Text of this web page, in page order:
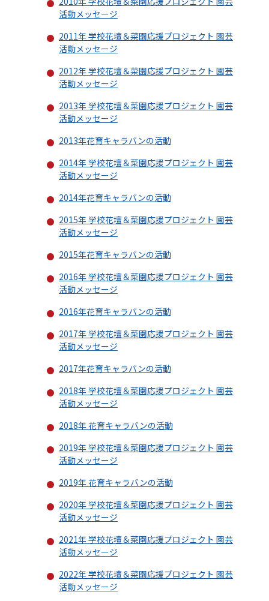
活動メッセージ
2011年 学校花壇＆菜園応援プロジェクト 園芸
活動メッセージ
2012年 学校花壇＆菜園応援プロジェクト 園芸
活動メッセージ
2013年 学校花壇＆菜園応援プロジェクト 園芸
活動メッセージ
2013年花育キャラバンの活動
2014年 学校花壇＆菜園応援プロジェクト 園芸
活動メッセージ
2014年花育キャラバンの活動
2015年 学校花壇＆菜園応援プロジェクト 園芸
活動メッセージ
2015年花育キャラバンの活動
2016年 学校花壇＆菜園応援プロジェクト 園芸
活動メッセージ
2016年花育キャラバンの活動
2017年 学校花壇＆菜園応援プロジェクト 園芸
活動メッセージ
2017年花育キャラバンの活動
2018年 学校花壇＆菜園応援プロジェクト 園芸
活動メッセージ
2018年 花育キャラバンの活動
2019年 学校花壇＆菜園応援プロジェクト 園芸
活動メッセージ
2019年 花育キャラバンの活動
2020年 学校花壇＆菜園応援プロジェクト 園芸
活動メッセージ
2021年 学校花壇＆菜園応援プロジェクト 園芸
活動メッセージ
2022年 学校花壇＆菜園応援プロジェクト 園芸
活動メッセージ